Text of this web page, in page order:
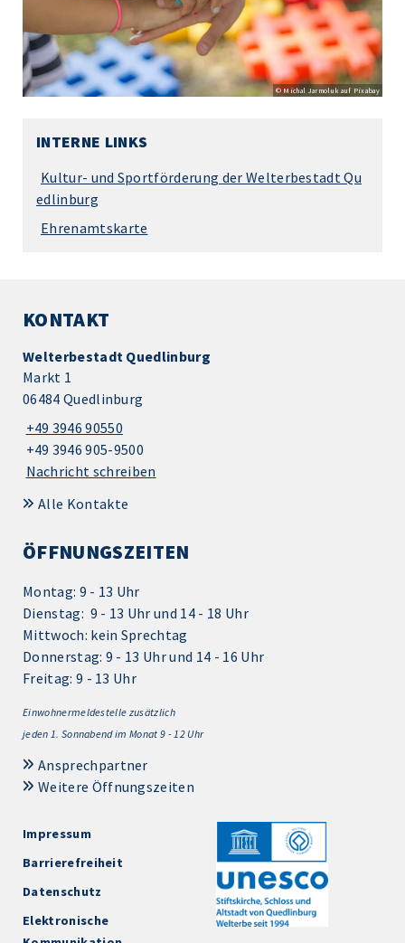
© Michal Jarmoluk auf Pixabay
INTERNE LINKS
Kultur- und Sportförderung der Welterbestadt Qu
edlinburg
Ehrenamtskarte
KONTAKT
Welterbestadt Quedlinburg
Markt 1
06484 Quedlinburg
+49 3946 90550
+49 3946 905-9500
Nachricht schreiben
Alle Kontakte
ÖFFNUNGSZEITEN
Montag: 9 - 13 Uhr
Dienstag: 9 - 13 Uhr und 14 - 18 Uhr
Mittwoch: kein Sprechtag
Donnerstag: 9 - 13 Uhr und 14 - 16 Uhr
Freitag: 9 - 13 Uhr
Einwohnermeldestelle zusätzlich
jeden 1. Sonnabend im Monat 9 - 12 Uhr
Ansprechpartner
Weitere Öffnungszeiten
Impressum
Barrierefreiheit
Datenschutz
Elektronische